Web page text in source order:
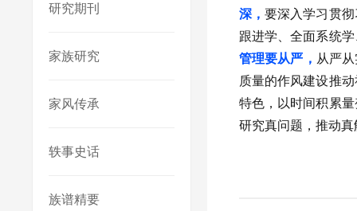
研究期刊
家族研究
家风传承
轶事史话
族谱精要
深，要深入学习贯
跟进学、全面系统
管理要从严， 从严
质量的作风建设推
特色，以时间积累
研究真问题，推动